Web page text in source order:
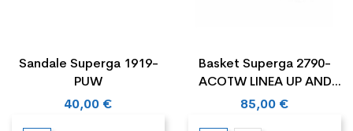
Sandale Superga 1919-
PUW
40,00 €
Basket Superga 2790-
ACOTW LINEA UP AND
DOWN
85,00 €